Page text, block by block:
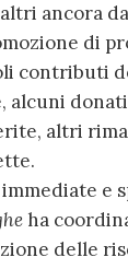
ancora
di
contributi
alcuni
altri
e
ha
delle